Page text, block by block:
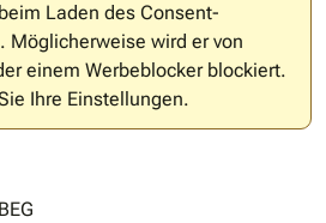
Laden des Consent-
Möglicherweise wird er von
einem Werbeblocker blockiert.
Ihre Einstellungen.